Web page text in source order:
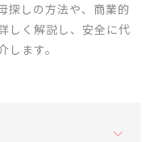
探しの方法や、商業的
しく解説し、安全に代
ます。